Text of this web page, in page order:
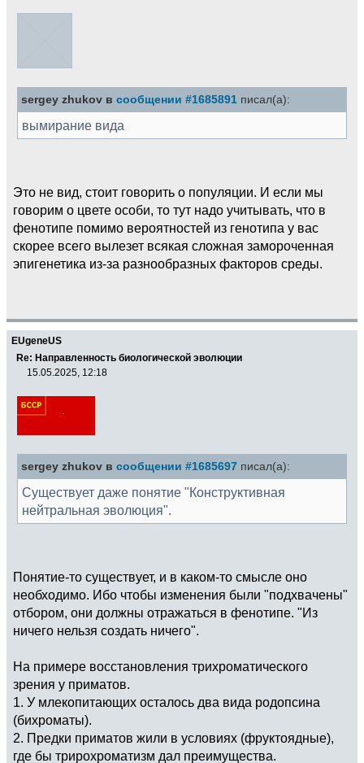
sergey zhukov в сообщении #1685891 писал(а):
вымирание вида
Это не вид, стоит говорить о популяции. И если мы
говорим о цвете особи, то тут надо учитывать, что в
фенотипе помимо вероятностей из генотипа у вас
скорее всего вылезет всякая сложная замороченная
эпигенетика из-за разнообразных факторов среды.
EUgeneUS
Re: Направленность биологической эволюции
15.05.2025, 12:18
sergey zhukov в сообщении #1685697 писал(а):
Существует даже понятие "Конструктивная
нейтральная эволюция".
Понятие-то существует, и в каком-то смысле оно
необходимо. Ибо чтобы изменения были "подхвачены"
отбором, они должны отражаться в фенотипе. "Из
ничего нельзя создать ничего".
На примере восстановления трихроматического
зрения у приматов.
1. У млекопитающих осталось два вида родопсина
(бихроматы).
2. Предки приматов жили в условиях (фруктоядные),
где бы трирохроматизм дал преимущества.